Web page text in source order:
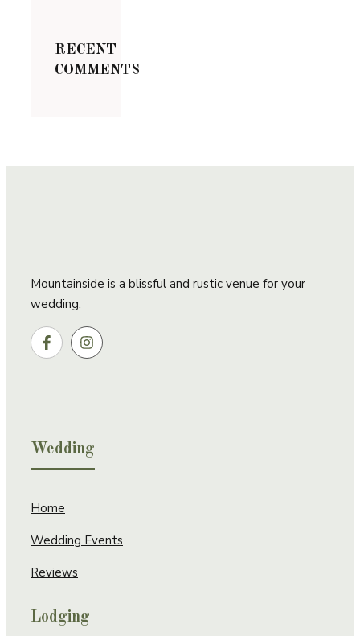
RECENT
COMMENTS
Mountainside is a blissful and rustic venue for your
wedding.
Wedding
Home
Wedding Events
Reviews
Lodging